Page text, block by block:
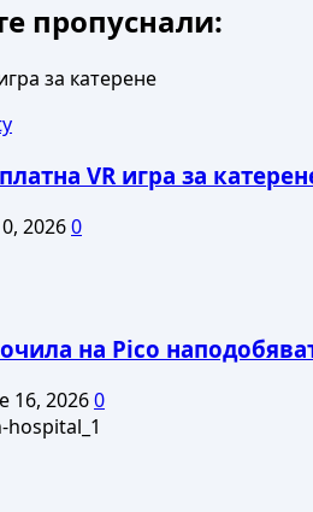
пропуснали:
VR игра за
20260
на Pico
16, 20260